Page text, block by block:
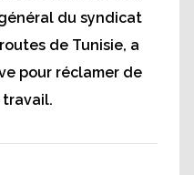
du syndicat
de Tunisie, a
pour réclamer de